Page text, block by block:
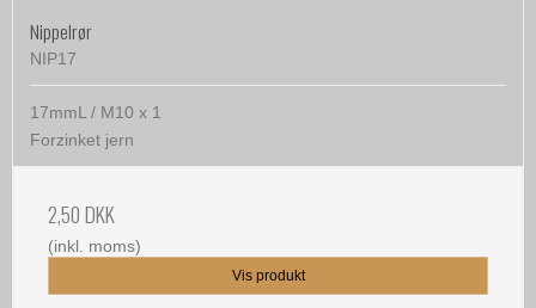
Nippelrør
NIP17
17mmL / M10 x 1
Forzinket jern
2,50 DKK
(inkl. moms)
Vis produkt